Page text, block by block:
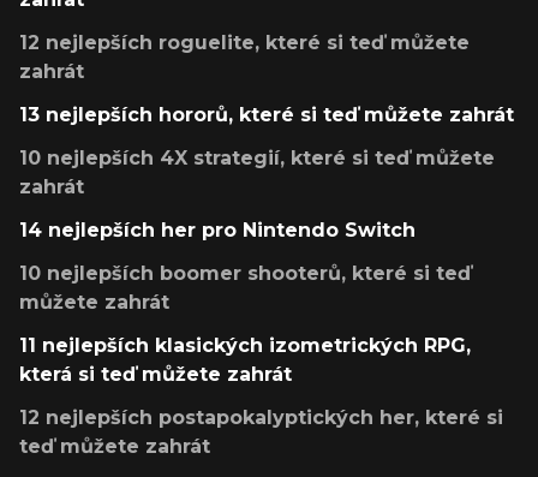
12 nejlepších roguelite, které si teď můžete
zahrát
13 nejlepších hororů, které si teď můžete zahrát
10 nejlepších 4X strategií, které si teď můžete
zahrát
14 nejlepších her pro Nintendo Switch
10 nejlepších boomer shooterů, které si teď
můžete zahrát
11 nejlepších klasických izometrických RPG,
která si teď můžete zahrát
12 nejlepších postapokalyptických her, které si
teď můžete zahrát